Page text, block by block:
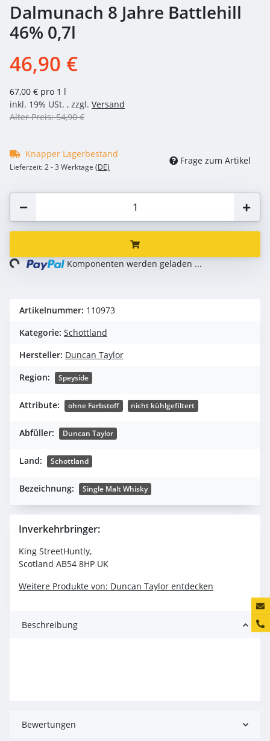
Dalmunach 8 Jahre Battlehill
46% 0,7l
46,90 €
67,00 € pro 1 l
inkl. 19% USt. , zzgl. Versand
Alter Preis: 54,90 €
Knapper Lagerbestand
Lieferzeit:2 - 3 Werktage (DE)
Frage zum Artikel
Komponenten werden geladen ...
Artikelnummer: 110973
Kategorie: Schottland
Hersteller: Duncan Taylor
Region:
Speyside
Attribute: ohne Farbstoff nicht kühlgefiltert
Abfüller: Duncan Taylor
Land: Schottland
Bezeichnung: Single Malt Whisky
Inverkehrbringer:
King StreetHuntly,
Scotland AB54 8HP UK
Weitere Produkte von: Duncan Taylor entdecken
Beschreibung
Bewertungen